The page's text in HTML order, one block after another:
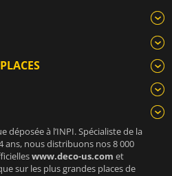
déposée à l’INPI. Spécialiste de la
ans, nous distribuons nos 8 000
www.deco-us.com et
sur les plus grandes places de